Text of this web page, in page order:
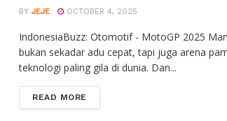
BY JEJE OCTOBER 4, 2025
IndonesiaBuzz: Otomotif - MotoGP 2025
bukan sekadar adu cepat, tapi juga arena
teknologi paling gila di dunia. Dan...
READ MORE